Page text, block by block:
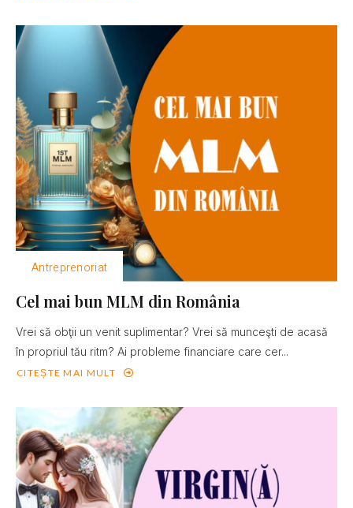
Antreprenoriat
Cel mai bun MLM din România
Vrei să obţii un venit suplimentar? Vrei să munceşti de acasă
în propriul tău ritm? Ai probleme financiare care cer...
CITEȘTE MAI MULT